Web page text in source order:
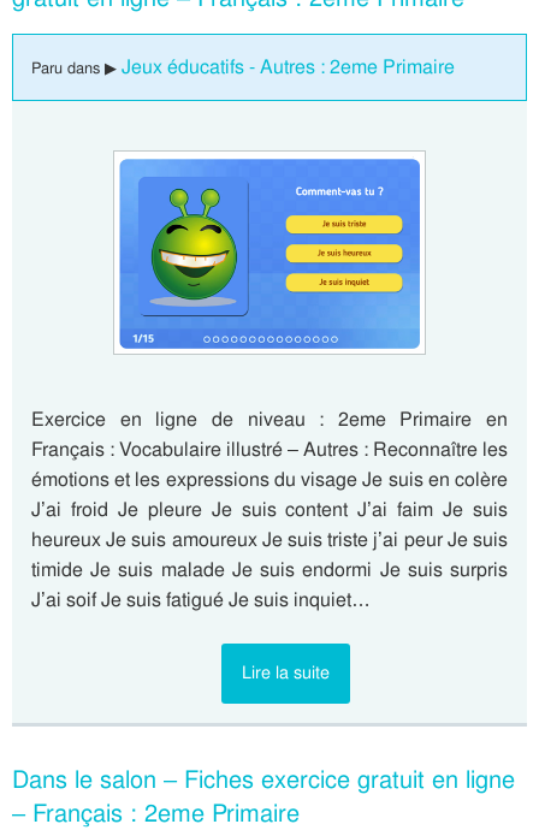
Paru dans ▶ Jeux éducatifs - Autres : 2eme Primaire
Exercice en ligne de niveau : 2eme Primaire en
Français : Vocabulaire illustré – Autres : Reconnaître les
émotions et les expressions du visage Je suis en colère
J’ai froid Je pleure Je suis content J’ai faim Je suis
heureux Je suis amoureux Je suis triste j’ai peur Je suis
timide Je suis malade Je suis endormi Je suis surpris
J’ai soif Je suis fatigué Je suis inquiet…
Lire la suite
Dans le salon – Fiches exercice gratuit en ligne
– Français : 2eme Primaire